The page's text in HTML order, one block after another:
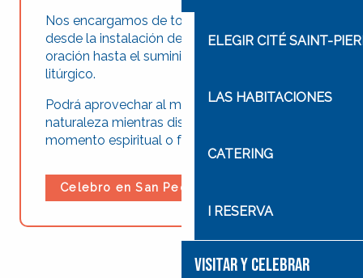
ELEGIR CITÉ SAINT-
LAS HABITACIONES
CATERING
I RESERVA
VISITAR Y CELEBRAR
Nos encargamos de todos los preparativos,
desde la instalación de los espacios de
oración hasta el suministro del material
litúrgico.
Podrá aprovechar al máximo la belleza de la
naturaleza mientras disfruta de un profundo
momento espiritual o festivo.
Celebro en San Pedro